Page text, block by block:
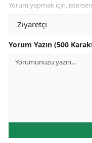
Yorum yapmak için,
Yorum Yazın (500